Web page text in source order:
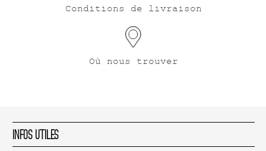
Conditions de livraison
Où nous trouver
Infos Utiles